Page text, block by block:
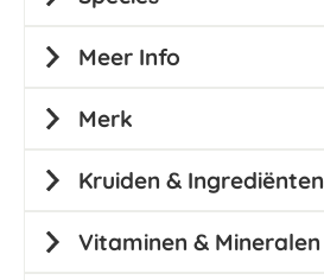
Meer Info
Merk
Kruiden & Ingrediënten
Vitaminen & Mineralen